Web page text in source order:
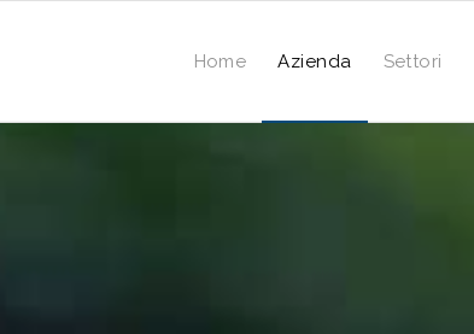
Home Azienda Settori